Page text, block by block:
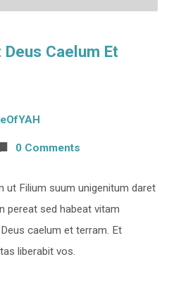
Caelum Et
0 Comments
ut Filium suum unigenitum daret
pereat sed habeat vitam
caelum et terram. Et
liberabit vos.